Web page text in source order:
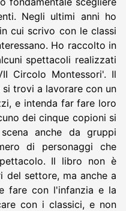
Negli ultimi anni ho
cui scrivo con le classi
Ho raccolto in
spettacoli realizzati
Circolo Montessori'. Il
trovi a lavorare con un
e intenda far fare loro
dei cinque copioni si
anche da gruppi
di personaggi che
Il libro non è
del settore, ma anche a
fare con l'infanzia e la
con i classici, e non